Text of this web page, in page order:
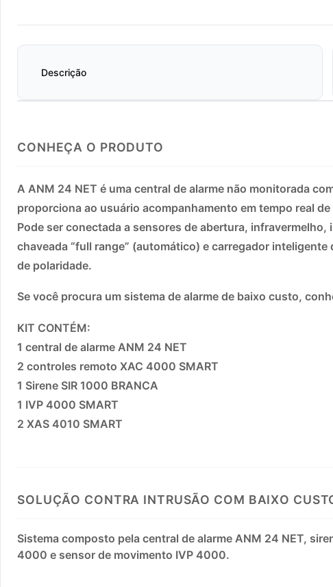
Descrição
CONHEÇA O PRODUTO
A ANM 24 NET é uma central de alarme não monitorada
proporciona ao usuário acompanhamento em tempo real
Pode ser conectada a sensores de abertura,
chaveada “full range” (automático) e carregador
de polaridade.
Se você procura um sistema de alarme de baixo custo,
KIT CONTÉM:
1 central de alarme ANM 24 NET
2 controles remoto XAC 4000 SMART
1 Sirene SIR 1000 BRANCA
1 IVP 4000 SMART
2 XAS 4010 SMART
SOLUÇÃO CONTRA INTRUSÃO COM BAIXO
Sistema composto pela central de alarme ANM 24 NET,
4000 e sensor de movimento IVP 4000.